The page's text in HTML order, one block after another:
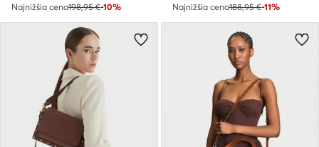
Najnižšia cena198,95 €-10%
Najnižšia cena188,95 €-11%